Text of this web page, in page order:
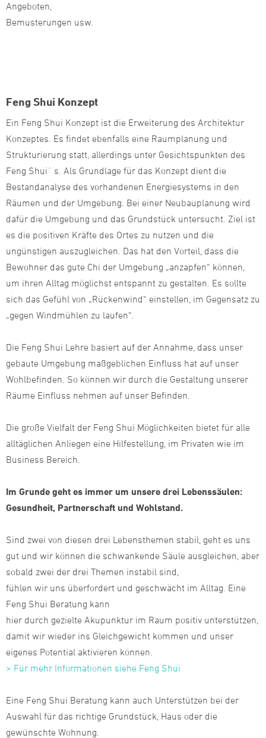
Angeboten,
Bemusterungen usw.
Feng Shui Konzept
Ein Feng Shui Konzept ist die Erweiterung des Architektur
Konzeptes. Es findet ebenfalls eine Raumplanung und
Strukturierung statt, allerdings unter Gesichtspunkten des
Feng Shui´ s. Als Grundlage für das Konzept dient die
Bestandanalyse des vorhandenen Energiesystems in den
Räumen und der Umgebung. Bei einer Neubauplanung wird
dafür die Umgebung und das Grundstück untersucht. Ziel ist
es die positiven Kräfte des Ortes zu nutzen und die
ungünstigen auszugleichen. Das hat den Vorteil, dass die
Bewohner das gute Chi der Umgebung „anzapfen“ können,
um ihren Alltag möglichst entspannt zu gestalten. Es sollte
sich das Gefühl von „Rückenwind“ einstellen, im Gegensatz zu
„gegen Windmühlen zu laufen“.
Die Feng Shui Lehre basiert auf der Annahme, dass unser
gebaute Umgebung maßgeblichen Einfluss hat auf unser
Wohlbefinden. So können wir durch die Gestaltung unserer
Räume Einfluss nehmen auf unser Befinden.
Die große Vielfalt der Feng Shui Möglichkeiten bietet für alle
alltäglichen Anliegen eine Hilfestellung, im Privaten wie im
Business Bereich.
Im Grunde geht es immer um unsere drei Lebenssäulen:
Gesundheit, Partnerschaft und Wohlstand.
Sind zwei von diesen drei Lebensthemen stabil, geht es uns
gut und wir können die schwankende Säule ausgleichen, aber
sobald zwei der drei Themen instabil sind,
fühlen wir uns überfordert und geschwächt im Alltag. Eine
Feng Shui Beratung kann
hier durch gezielte Akupunktur im Raum positiv unterstützen,
damit wir wieder ins Gleichgewicht kommen und unser
eigenes Potential aktivieren können.
> Für mehr Informationen siehe Feng Shui
Eine Feng Shui Beratung kann auch Unterstützen bei der
Auswahl für das richtige Grundstück, Haus oder die
gewünschte Wohnung.